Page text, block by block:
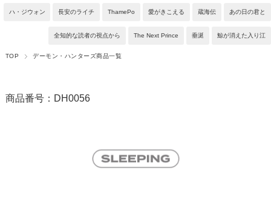
ハ・ジウォン 長安のライチ ThamePo 愛がきこえる 蔵海伝 あの日の君と
全知的な読者の視点から The Next Prince 垂涎 鯨が消えた入り江
TOP デーモン・ハンターズ商品一覧
商品番号：DH0056